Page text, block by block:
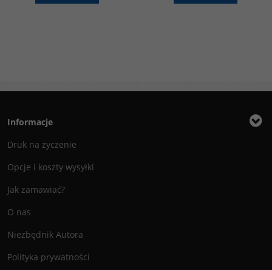
Informacje
Druk na życzenie
Opcje i koszty wysyłki
Jak zamawiać?
O nas
Niezbędnik Autora
Polityka prywatności